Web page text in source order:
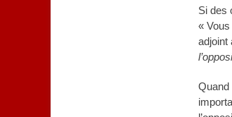
Si des
«
adjoint
Quand